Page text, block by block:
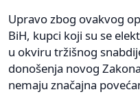
Upravo zbog ovakvog
BiH, kupci koji su se
u okviru tržišnog
donošenja novog
nemaju značajna